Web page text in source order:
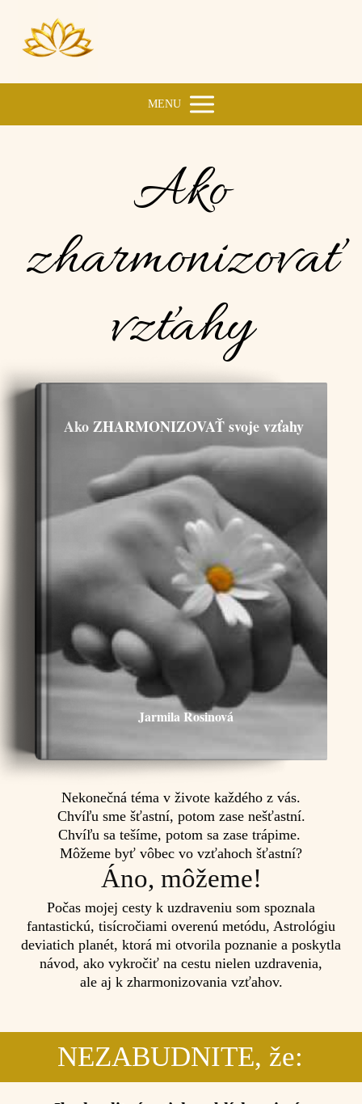
MENU
Ako
zharmonizovať
vzťahy
Ako ZHARMONIZOVAŤ svoje vzťahy
Jarmila Rosinová
Nekonečná téma v živote každého z vás.
Chvíľu sme šťastní, potom zase nešťastní.
Chvíľu sa tešíme, potom sa zase trápime.
Môžeme byť vôbec vo vzťahoch šťastní?
Áno, môžeme!
Počas mojej cesty k uzdraveniu som spoznala
fantastickú, tisícročiami overenú metódu, Astrológiu
deviatich planét, ktorá mi otvorila poznanie a poskytla
návod, ako vykročiť na cestu nielen uzdravenia,
ale aj k zharmonizovania vzťahov.
NEZABUDNITE, že: